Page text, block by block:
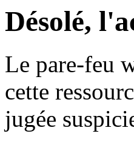
Désolé,
Le pare-feu
cette
jugée